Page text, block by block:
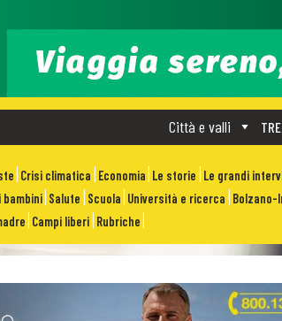
Città e valli
Crisi climatica Economia Le storie Le grandi
bambini Salute Scuola Università e ricerca Bolzano-
Campi liberi Rubriche